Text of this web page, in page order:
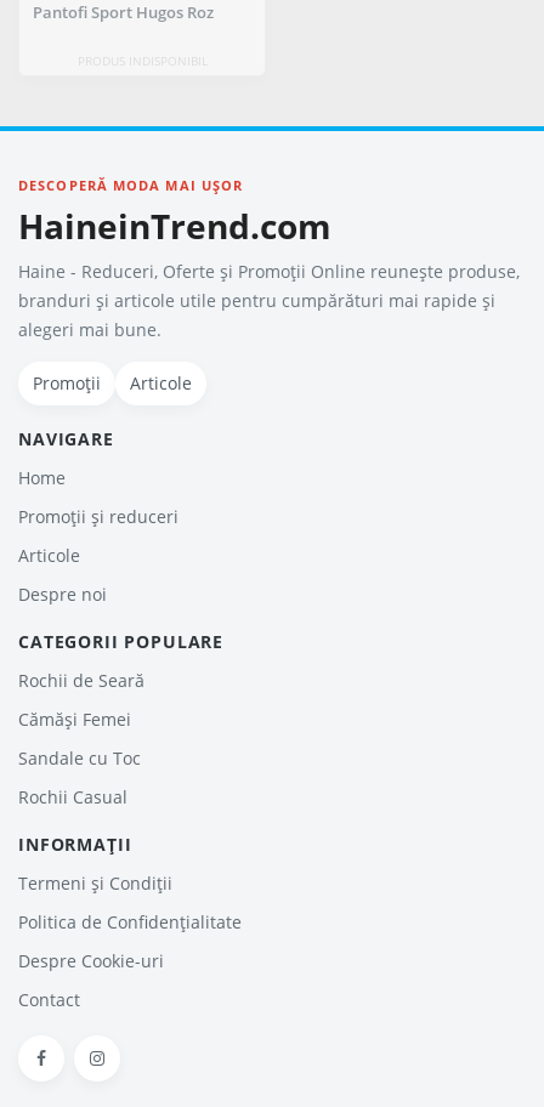
Pantofi Sport Hugos Roz
PRODUS INDISPONIBIL
DESCOPERĂ MODA MAI UȘOR
HaineinTrend.com
Haine - Reduceri, Oferte şi Promoţii Online reunește produse,
branduri și articole utile pentru cumpărături mai rapide și
alegeri mai bune.
Promoții Articole
NAVIGARE
Home
Promoții și reduceri
Articole
Despre noi
CATEGORII POPULARE
Rochii de Seară
Cămăși Femei
Sandale cu Toc
Rochii Casual
INFORMAȚII
Termeni și Condiții
Politica de Confidențialitate
Despre Cookie-uri
Contact